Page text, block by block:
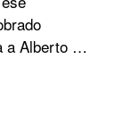
a Alberto …